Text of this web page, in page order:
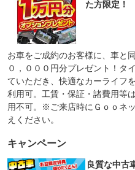
た方限定！
お車をご成約のお客様に、車と
０，０００円分プレゼント！タ
ていただき、快適なカーライフ
利用可。工賃・保証・諸費用等
用不可。※ご来店時にＧｏｏネ
えください。
キャンペーン
良質な中古